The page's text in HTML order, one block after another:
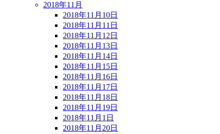
2018年11月
2018年11月10日
2018年11月11日
2018年11月12日
2018年11月13日
2018年11月14日
2018年11月15日
2018年11月16日
2018年11月17日
2018年11月18日
2018年11月19日
2018年11月1日
2018年11月20日